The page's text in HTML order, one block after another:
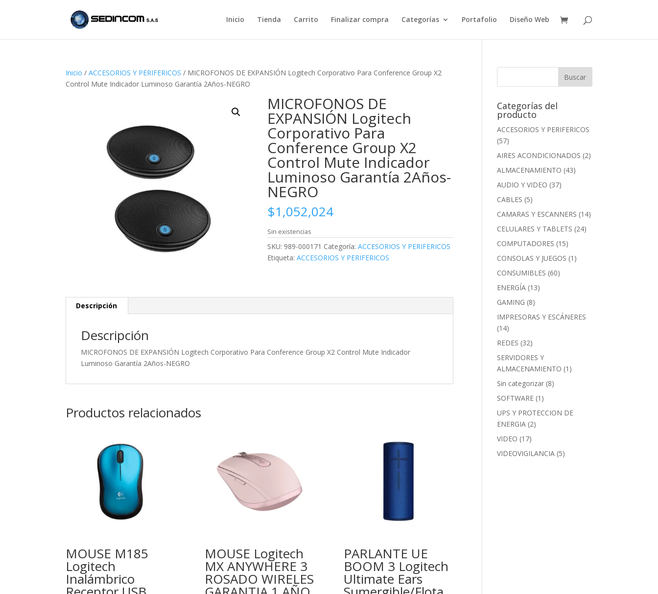
Inicio Tienda Carrito Finalizar compra Categorías Portafolio Diseño Web
Inicio /ACCESORIOS Y PERIFERICOS / MICROFONOS DE EXPANSIÓN Logitech Corporativo Para Conference Group X2
Control Mute Indicador Luminoso Garantía 2Años-NEGRO
MICROFONOS DE
EXPANSIÓN Logitech
Corporativo Para
Conference Group X2
Control Mute Indicador
Luminoso Garantía 2Años-
NEGRO
$1,052,024
Sin existencias
SKU: 989-000171 Categoría:ACCESORIOS Y PERIFERICOS
Etiqueta:ACCESORIOS Y PERIFERICOS
Descripción
Descripción
MICROFONOS DE EXPANSIÓN Logitech Corporativo Para Conference Group X2 Control Mute Indicador
Luminoso Garantía 2Años-NEGRO
Productos relacionados
MOUSE M185
Logitech
Inalámbrico
MOUSE Logitech
MX ANYWHERE 3
ROSADO WIRELES
PARLANTE UE
BOOM 3 Logitech
Ultimate Ears
Categorías del
producto
ACCESORIOS Y PERIFERICOS
(57)
AIRES ACONDICIONADOS (2)
ALMACENAMIENTO (43)
AUDIO Y VIDEO (37)
CABLES (5)
CAMARAS Y ESCANNERS (14)
CELULARES Y TABLETS (24)
COMPUTADORES (15)
CONSOLAS Y JUEGOS (1)
CONSUMIBLES (60)
ENERGÍA (13)
GAMING (8)
IMPRESORAS Y ESCÁNERES
(14)
REDES (32)
SERVIDORES Y
ALMACENAMIENTO (1)
Sin categorizar (8)
SOFTWARE (1)
UPS Y PROTECCION DE
ENERGIA (2)
VIDEO (17)
VIDEOVIGILANCIA (5)